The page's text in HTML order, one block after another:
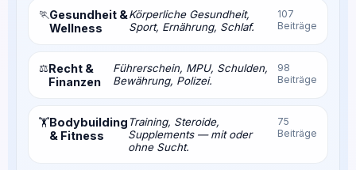
🏃Gesundheit &
Wellness
Körperliche Gesundheit,
Sport, Ernährung, Schlaf.
107
Beiträge
⚖️Recht &
Finanzen
Führerschein, MPU, Schulden,
Bewährung, Polizei.
98
Beiträge
🏋️Bodybuilding
& Fitness
Training, Steroide,
Supplements — mit oder
ohne Sucht.
75
Beiträge